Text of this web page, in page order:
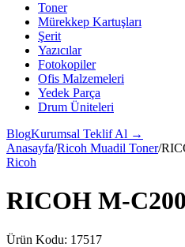
Toner
Mürekkep Kartuşları
Şerit
Yazıcılar
Fotokopiler
Ofis Malzemeleri
Yedek Parça
Drum Üniteleri
BlogKurumsal Teklif Al →
Anasayfa/Ricoh Muadil Toner/
Ricoh
RICOH M-
Ürün Kodu: 17517